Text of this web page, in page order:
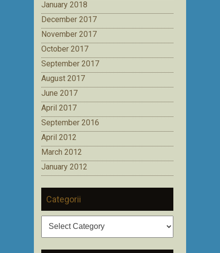
January 2018
December 2017
November 2017
October 2017
September 2017
August 2017
June 2017
April 2017
September 2016
April 2012
March 2012
January 2012
Categorii